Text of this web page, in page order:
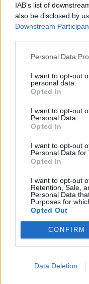
IAB’s list of
also be disclosed by
Downstream
Personal Data
I want to opt-out
personal data.
Opted In
I want to opt-out
Personal Data.
Opted In
I want to opt-out
Personal Data for
Opted In
I want to opt-out
Retention, Sale,
Personal Data
Purposes for
Opted Out
CONFIRM
Data Deletion
In evidenza